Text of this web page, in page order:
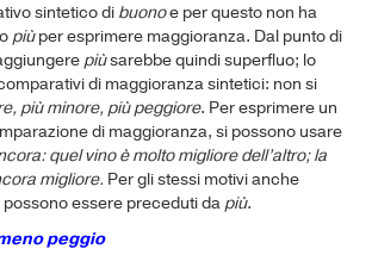
sintetico di buonoe per questo non ha
piùper esprimere maggioranza. Dal punto di
piùsarebbe quindi superfluo; lo
di maggioranza sintetici: non si
più minore, più peggiore. Per esprimere un
di maggioranza, si possono usare
quel vino è molto migliore dell’altro; la
migliore. Per gli stessi motivi anche
essere preceduti dapiù.
peggio